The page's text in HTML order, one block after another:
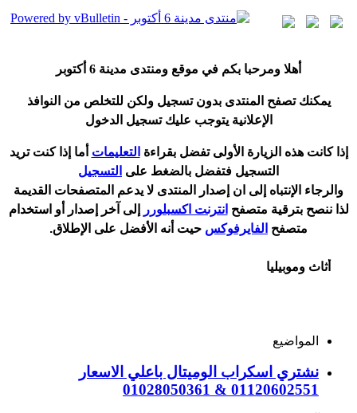
هلا ومرحبا بكم في موقع ومنتدى مدينة 6 أكتوبر
يمكنك تصفح المنتدى بدون تسجيل ولكن للتخلص من النوافذ
الإعلانية يتوجب عليك تسجيل الدخول
إذا كانت هذه الزيارة الأولى تفضل بقراءة التعليمات ما إذا كنت تريد
التسجيل فتفضل بالضغط على التسجيل
والرجاء الإنتباه إلى ان إصدار المنتدى لا يدعم المتصفحات القديمة
لذا ننصح بترقية متصفح انترنت اكسبلورر إلى آخر إصدار أو استخدام
متصفح الفايرفوكس حيت نه الأفضل على الإطلاق.
أثاث وموبيليا
المواضيع
نشتري اسكراب الوميتال باعلي الاسعار
01120602551 & 01028050361